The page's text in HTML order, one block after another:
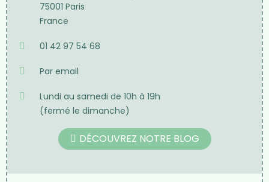
75001 Paris
France
01 42 97 54 68
Par email
Lundi au samedi de 10h à 19h
(fermé le dimanche)
DÉCOUVREZ NOTRE BLOG